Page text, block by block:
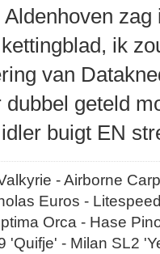
Aldenhoven
ik
van
dubbel geteld
buigt EN
- Airborne
Euros -
Orca - Hase
'Quifje' - Milan SL2